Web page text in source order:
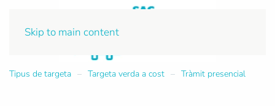
Skip to main content
Tipus de targeta Targeta verda a cost Tràmit presencial